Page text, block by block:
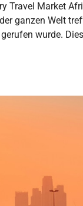
Travel Market
ganzen Welt
wurde.